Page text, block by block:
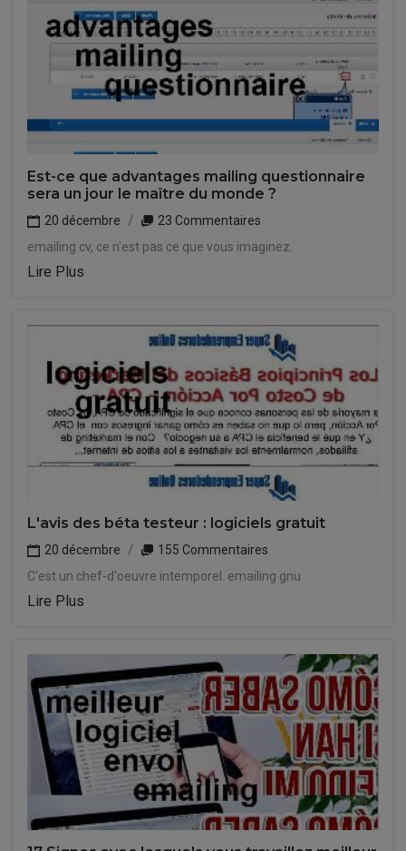
Est-ce que advantages mailing questionnaire
sera un jour le maître du monde ?
20 décembre
23 Commentaires
emailing cv, ce n'est pas ce que vous imaginez.
Lire Plus
L'avis des béta testeur : logiciels gratuit
20 décembre
155 Commentaires
C'est un chef-d'oeuvre intemporel. emailing gnu
Lire Plus